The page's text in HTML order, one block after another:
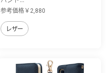
参考価格￥2,880
レザー